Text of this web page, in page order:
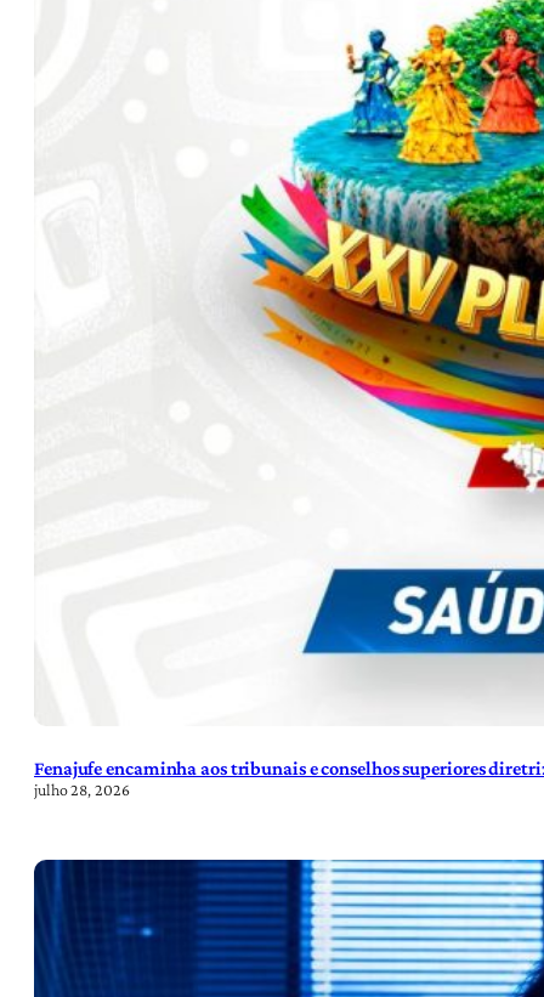
Fenajufe encaminha aos tribunais e conselhos superiores
julho 28, 2026